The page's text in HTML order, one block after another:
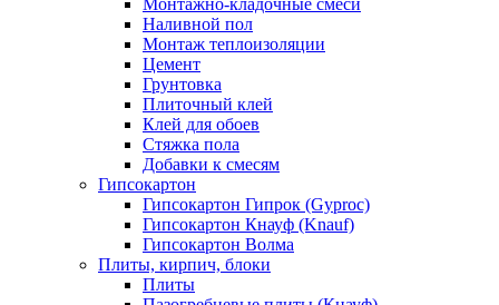
Монтажно-кладочные смеси
Наливной пол
Монтаж теплоизоляции
Цемент
Грунтовка
Плиточный клей
Клей для обоев
Стяжка пола
Добавки к смесям
Гипсокартон
Гипсокартон Гипрок (Gyproc)
Гипсокартон Кнауф (Knauf)
Гипсокартон Волма
Плиты, кирпич, блоки
Плиты